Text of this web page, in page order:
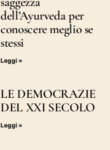
dell’Ayurveda per
conoscere meglio se
stessi
Leggi »
LE DEMOCRAZIE
DEL XXI SECOLO
Leggi »